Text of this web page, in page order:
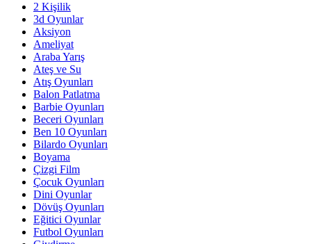
2 Kişilik
3d Oyunlar
Aksiyon
Ameliyat
Araba Yarış
Ateş ve Su
Atış Oyunları
Balon Patlatma
Barbie Oyunları
Beceri Oyunları
Ben 10 Oyunları
Bilardo Oyunları
Boyama
Çizgi Film
Çocuk Oyunları
Dini Oyunlar
Dövüş Oyunları
Eğitici Oyunlar
Futbol Oyunları